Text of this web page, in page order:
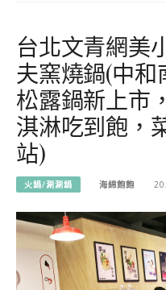
台北文青網美
夫窯燒鍋(中
松露鍋新上市
淇淋吃到飽，
站)
火鍋/涮涮鍋 海綿飽飽